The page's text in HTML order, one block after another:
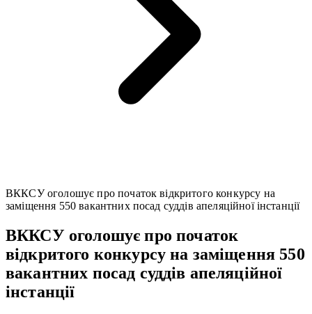
ВККСУ оголошує про початок відкритого конкурсу на
заміщення 550 вакантних посад суддів апеляційної інстанції
ВККСУ оголошує про початок
відкритого конкурсу на заміщення 550
вакантних посад суддів апеляційної
інстанції